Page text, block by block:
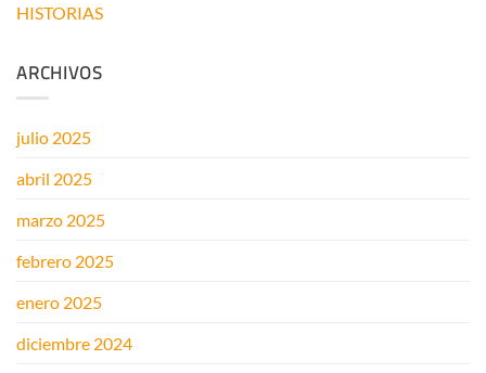
HISTORIAS
ARCHIVOS
julio 2025
abril 2025
marzo 2025
febrero 2025
enero 2025
diciembre 2024